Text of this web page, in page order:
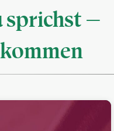
sprichst —